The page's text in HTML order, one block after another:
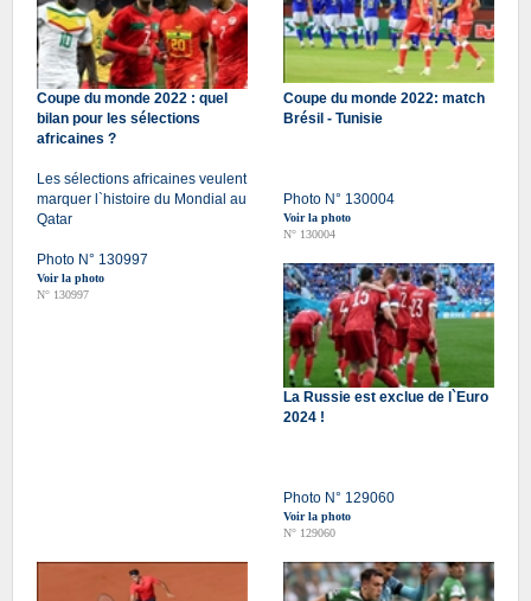
Coupe du monde 2022 : quel
bilan pour les sélections
africaines ?
Les sélections africaines veulent
marquer l`histoire du Mondial au
Qatar
Photo N° 130997
Voir la photo
N° 130997
Coupe du monde 2022: match
Brésil - Tunisie
Photo N° 130004
Voir la photo
N° 130004
La Russie est exclue de l`Euro
2024 !
Photo N° 129060
Voir la photo
N° 129060